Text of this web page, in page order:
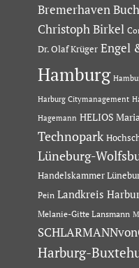
Bremerhaven
Christoph Birkel
Dr. Olaf Krüger Engel
Hamburg
Harburg Citymanagement
Hagemann HELIOS
Technopark
Lüneburg-
Handelskammer
Pein Landkreis
Melanie-Gitte Lansmann
Harburg-